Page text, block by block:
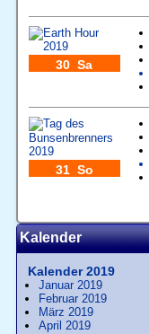
30 Sa
31 So
Kalender
Kalender 2019
Januar 2019
Februar 2019
März 2019
April 2019